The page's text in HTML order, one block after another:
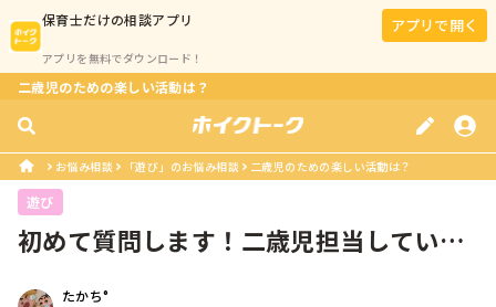
保育士だけの相談アプリ
アプリを無料でダウンロード！
アプリで開く
二歳児のための楽しい活動は？
お悩み相談 「遊び」のお悩み相談 二歳児のための楽しい活動は？
遊び
初めて質問します！二歳児担当していま
たかち°